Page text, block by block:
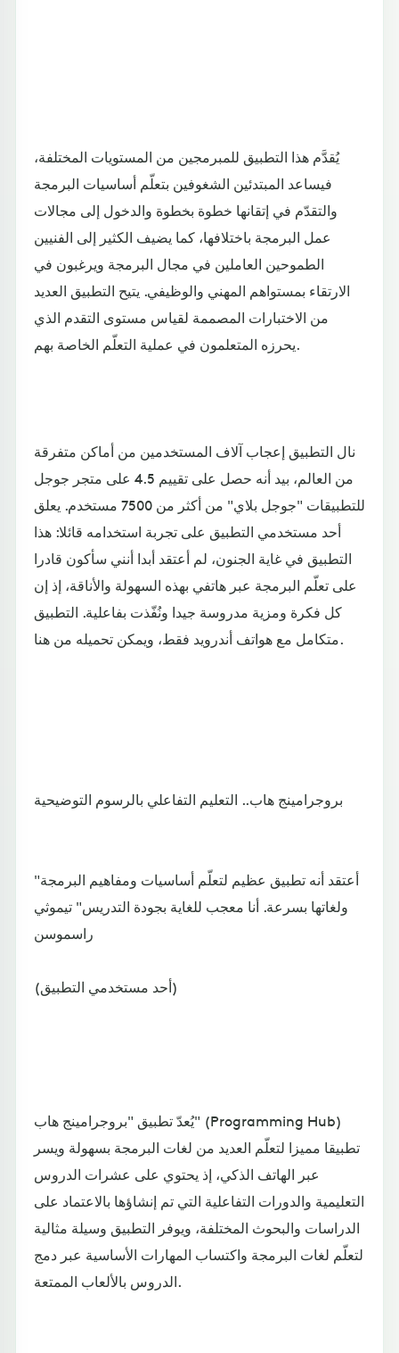
يُقدَّم هذا التطبيق للمبرمجين من المستويات المختلفة،
فيساعد المبتدئين الشغوفين بتعلّم أساسيات البرمجة
والتقدّم في إتقانها خطوة بخطوة والدخول إلى مجالات
عمل البرمجة باختلافها، كما يضيف الكثير إلى الفنيين
الطموحين العاملين في مجال البرمجة ويرغبون في
الارتقاء بمستواهم المهني والوظيفي. يتيح التطبيق العديد
من الاختبارات المصممة لقياس مستوى التقدم الذي
يحرزه المتعلمون في عملية التعلّم الخاصة بهم.
نال التطبيق إعجاب آلاف المستخدمين من أماكن متفرقة
من العالم، بيد أنه حصل على تقييم 4.5 على متجر جوجل
للتطبيقات "جوجل بلاي" من أكثر من 7500 مستخدم. يعلق
أحد مستخدمي التطبيق على تجربة استخدامه قائلا: هذا
التطبيق في غاية الجنون، لم أعتقد أبدا أنني سأكون قادرا
على تعلّم البرمجة عبر هاتفي بهذه السهولة والأناقة، إذ إن
كل فكرة ومزية مدروسة جيدا ونُفّذت بفاعلية. التطبيق
متكامل مع هواتف أندرويد فقط، ويمكن تحميله من هنا.
بروجرامينج هاب.. التعليم التفاعلي بالرسوم التوضيحية
"أعتقد أنه تطبيق عظيم لتعلّم أساسيات ومفاهيم البرمجة
ولغاتها بسرعة. أنا معجب للغاية بجودة التدريس" تيموثي
راسموسن
(أحد مستخدمي التطبيق)
يُعدّ تطبيق "بروجرامينج هاب" (Programming Hub)
تطبيقا مميزا لتعلّم العديد من لغات البرمجة بسهولة ويسر
عبر الهاتف الذكي، إذ يحتوي على عشرات الدروس
التعليمية والدورات التفاعلية التي تم إنشاؤها بالاعتماد على
الدراسات والبحوث المختلفة، ويوفر التطبيق وسيلة مثالية
لتعلّم لغات البرمجة واكتساب المهارات الأساسية عبر دمج
الدروس بالألعاب الممتعة.